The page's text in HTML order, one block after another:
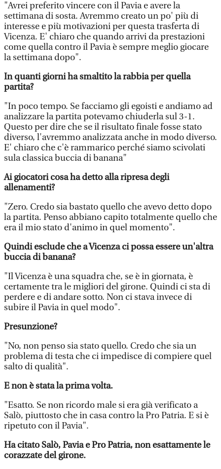
"Avrei preferito vincere con il Pavia e avere la
settimana di sosta. Avremmo creato un po' più di
interesse e più motivazioni per questa trasferta di
Vicenza. E' chiaro che quando arrivi da prestazioni
come quella contro il Pavia è sempre meglio giocare
la settimana dopo".
In quanti giorni ha smaltito la rabbia per quella
partita?
"In poco tempo. Se facciamo gli egoisti e andiamo ad
analizzare la partita potevamo chiuderla sul 3-1.
Questo per dire che se il risultato finale fosse stato
diverso, l'avremmo analizzata anche in modo diverso.
E' chiaro che c'è rammarico perché siamo scivolati
sula classica buccia di banana"
Ai giocatori cosa ha detto alla ripresa degli
allenamenti?
"Zero. Credo sia bastato quello che avevo detto dopo
la partita. Penso abbiano capito totalmente quello che
era il mio stato d'animo in quel momento".
Quindi esclude che a Vicenza ci possa essere un'altra
buccia di banana?
"Il Vicenza è una squadra che, se è in giornata, è
certamente tra le migliori del girone. Quindi ci sta di
perdere e di andare sotto. Non ci stava invece di
subire il Pavia in quel modo".
Presunzione?
"No, non penso sia stato quello. Credo che sia un
problema di testa che ci impedisce di compiere quel
salto di qualità".
E non è stata la prima volta.
"Esatto. Se non ricordo male si era già verificato a
Salò, piuttosto che in casa contro la Pro Patria. E si è
ripetuto con il Pavia".
Ha citato Salò, Pavia e Pro Patria, non esattamente le
corazzate del girone.